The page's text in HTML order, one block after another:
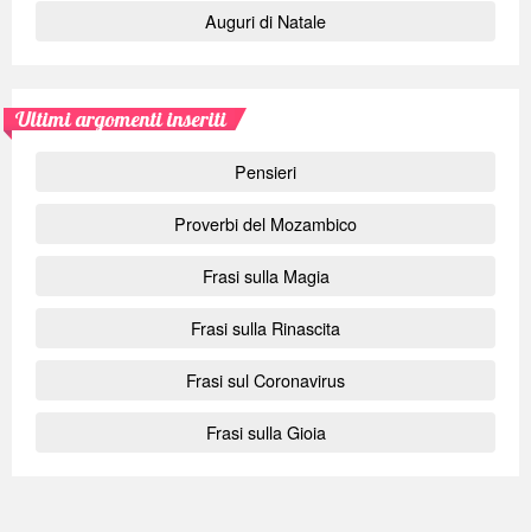
Auguri di Natale
Ultimi argomenti inseriti
Pensieri
Proverbi del Mozambico
Frasi sulla Magia
Frasi sulla Rinascita
Frasi sul Coronavirus
Frasi sulla Gioia